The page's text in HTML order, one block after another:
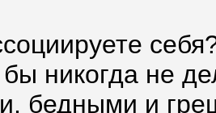
никогда не
бедными и